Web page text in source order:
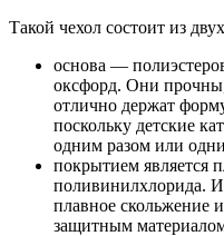
Такой чехол состоит из
основа —
оксфорд. Они
отлично держат
поскольку детские
одним разом или
покрытием
поливинилхлорида.
плавное скольжение
защитным